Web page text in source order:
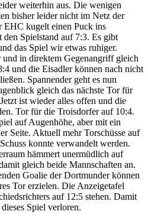
weiterhin aus. Die wenigen
bisher leider nicht im Netz der
EHC kugelt einen Puck ins
Spielstand auf 7:3. Es gibt
das Spiel wir etwas ruhiger.
und in direktem Gegenangriff gleich
und die Eisadler können nach nicht
Spannender geht es nun
gleich das nächste Tor für
ist wieder alles offen und die
Tor für die Troisdorfer auf 10:4.
auf Augenhöhe, aber mit ein
Seite. Aktuell mehr Torschüsse auf
konnte verwandelt werden.
hämmert unermüdlich auf
gleich beide Mannschaften an.
Goalie der Dortmunder können
Tor erzielen. Die Anzeigetafel
auf 12:5 stehen. Damit
Spiel verloren.